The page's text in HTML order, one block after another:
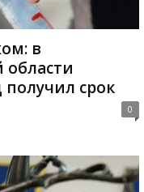
в
области
получил срок
0